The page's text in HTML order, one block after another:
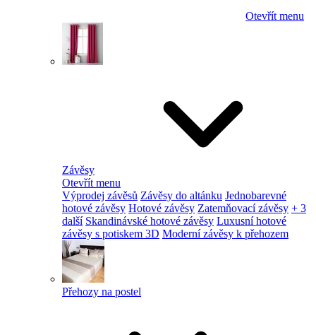
Otevřít menu
Závěsy
Otevřít menu
Výprodej závěsů Závěsy do altánku Jednobarevné
hotové závěsy Hotové závěsy Zatemňovací závěsy + 3
další Skandinávské hotové závěsy Luxusní hotové
závěsy s potiskem 3D Moderní závěsy k přehozem
Přehozy na postel